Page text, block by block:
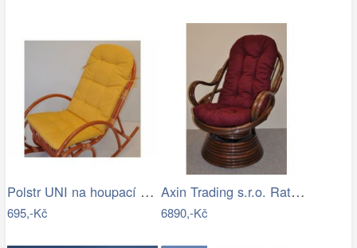
Polstr UNI na houpací křeslo - žlutý…
695,-Kč
Axin Trading s.r.o. Ratanové houpací…
6890,-Kč